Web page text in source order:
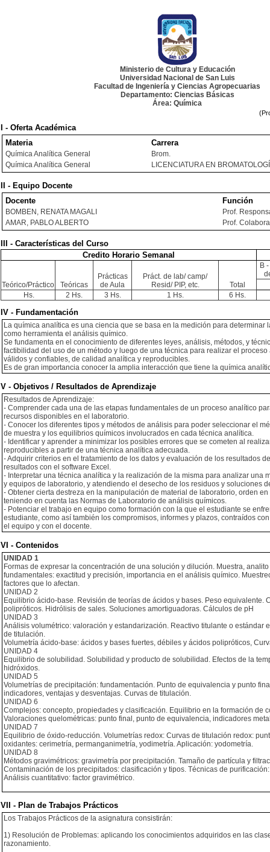
Ministerio de Cultura y Educación
Universidad Nacional de San Luis
Facultad de Ingeniería y Ciencias Agropecuarias
Departamento: Ciencias Básicas
Área: Química
I - Oferta Académica
Materia
Carrera
Química Analítica General
Brom.
Química Analítica General
LICENCIATURA EN
II - Equipo Docente
Docente
Función
BOMBEN, RENATA MAGALI
Prof.
AMAR, PABLO ALBERTO
Prof.
III - Características del Curso
Credito Horario Semanal
Teórico/Práctico Teóricas
Prácticas
de Aula
Práct. de lab/ camp/
Resid/ PIP, etc.
Total
B
Hs. 2 Hs. 3 Hs. 1 Hs. 6 Hs.
IV - Fundamentación
La química analítica es una ciencia que se basa en la medición para
como herramienta el análisis químico.
Se fundamenta en el conocimiento de diferentes leyes, análisis, métodos, y
factibilidad del uso de un método y luego de una técnica para realizar el
válidos y confiables, de calidad analítica y reproducibles.
Es de gran importancia conocer la amplia interacción que tiene la química
V - Objetivos / Resultados de Aprendizaje
Resultados de Aprendizaje:
- Comprender cada una de las etapas fundamentales de un proceso analítico
recursos disponibles en el laboratorio.
- Conocer los diferentes tipos y métodos de análisis para poder seleccionar el
de muestra y los equilibrios químicos involucrados en cada técnica analítica.
- Identificar y aprender a minimizar los posibles errores que se cometen al
reproducibles a partir de una técnica analítica adecuada.
- Adquirir criterios en el tratamiento de los datos y evaluación de los resultados
resultados con el software Excel.
- Interpretar una técnica analítica y la realización de la misma para analizar
y equipos de laboratorio, y atendiendo el desecho de los residuos y soluciones
- Obtener cierta destreza en la manipulación de material de laboratorio, orden
teniendo en cuenta las Normas de Laboratorio de análisis químicos.
- Potenciar el trabajo en equipo como formación con la que el estudiante se
estudiante, como así también los compromisos, informes y plazos, contraídos con
el equipo y con el docente.
VI - Contenidos
UNIDAD 1
Formas de expresar la concentración de una solución y dilución. Muestra,
fundamentales: exactitud y precisión, importancia en el análisis químico.
factores que lo afectan.
UNIDAD 2
Equilibrio ácido-base. Revisión de teorías de ácidos y bases. Peso
polipróticos. Hidrólisis de sales. Soluciones amortiguadoras. Cálculos de pH
UNIDAD 3
Análisis volumétrico: valoración y estandarización. Reactivo titulante o
de titulación.
Volumetría ácido-base: ácidos y bases fuertes, débiles y ácidos polipróticos,
UNIDAD 4
Equilibrio de solubilidad. Solubilidad y producto de solubilidad. Efectos de la
hidróxidos.
UNIDAD 5
Volumetrías de precipitación: fundamentación. Punto de equivalencia y punto
indicadores, ventajas y desventajas. Curvas de titulación.
UNIDAD 6
Complejos: concepto, propiedades y clasificación. Equilibrio en la formación de
Valoraciones quelométricas: punto final, punto de equivalencia, indicadores
UNIDAD 7
Equilibrio de óxido-reducción. Volumetrías redox: Curvas de titulación redox:
oxidantes: cerimetría, permanganimetría, yodimetría. Aplicación: yodometría.
UNIDAD 8
Métodos gravimétricos: gravimetría por precipitación. Tamaño de partícula y
Contaminación de los precipitados: clasificación y tipos. Técnicas de
Análisis cuantitativo: factor gravimétrico.
VII - Plan de Trabajos Prácticos
Los Trabajos Prácticos de la asignatura consistirán:
1) Resolución de Problemas: aplicando los conocimientos adquiridos en las
razonamiento.